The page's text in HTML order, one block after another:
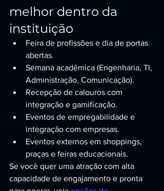
melhor dentro da
instituição
Feira de profissões e dia de portas
abertas.
Semana acadêmica (Engenharia, TI,
Administração, Comunicação).
Recepção de calouros com
integração e gamificação.
Eventos de empregabilidade e
integração com empresas.
Eventos externos em shoppings,
praças e feiras educacionais.
Se você quer uma atração com alta
capacidade de engajamento e pronta